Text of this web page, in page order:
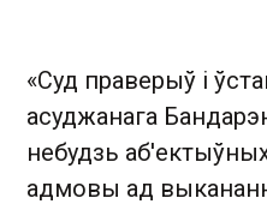
«Суд праверыў і
асуджанага
небудзь
адмовы ад